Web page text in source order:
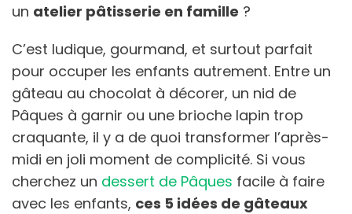
un atelier pâtisserie en famille ?
C’est ludique, gourmand, et surtout parfait
pour occuper les enfants autrement. Entre un
gâteau au chocolat à décorer, un nid de
Pâques à garnir ou une brioche lapin trop
craquante, il y a de quoi transformer l’après-
midi en joli moment de complicité. Si vous
cherchez un dessert de Pâques facile à faire
avec les enfants, ces 5 idées de gâteaux